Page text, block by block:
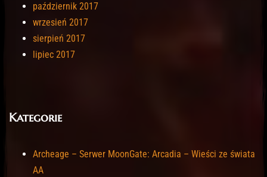
październik 2017
wrzesień 2017
sierpień 2017
lipiec 2017
Kategorie
Archeage – Serwer MoonGate: Arcadia – Wieści ze świata
AA